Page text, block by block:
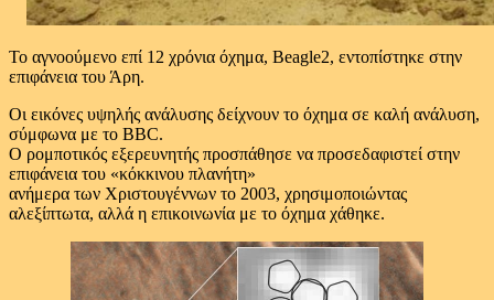
Το αγνοούμενο επί 12 χρόνια όχημα, Beagle2, εντοπίστηκε στην
επιφάνεια του Άρη.
Οι εικόνες υψηλής ανάλυσης δείχνουν το όχημα σε καλή ανάλυση,
σύμφωνα με το BBC.
Ο ρομποτικός εξερευνητής προσπάθησε να προσεδαφιστεί στην
επιφάνεια του «κόκκινου πλανήτη»
ανήμερα των Χριστουγέννων το 2003, χρησιμοποιώντας
αλεξίπτωτα, αλλά η επικοινωνία με το όχημα χάθηκε.